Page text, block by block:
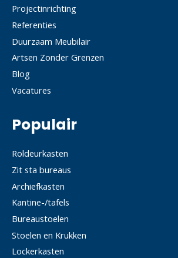
Projectinrichting
Referenties
Duurzaam Meubilair
Artsen Zonder Grenzen
Blog
Vacatures
Populair
Roldeurkasten
Zit sta bureaus
Archiefkasten
Kantine-/tafels
Bureaustoelen
Stoelen en Krukken
Lockerkasten